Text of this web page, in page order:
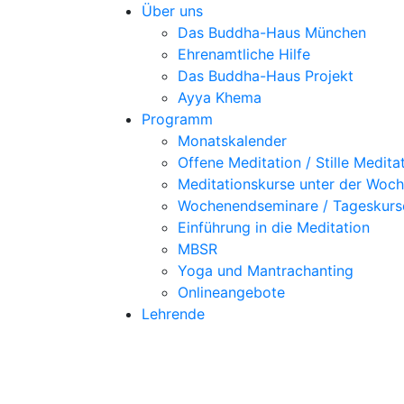
Über uns
Das Buddha-Haus München
Ehrenamtliche Hilfe
Das Buddha-Haus Projekt
Ayya Khema
Programm
Monatskalender
Offene Meditation / Stille
Meditationskurse unter der
Wochenendseminare /
Einführung in die Meditation
MBSR
Yoga und Mantrachanting
Onlineangebote
Lehrende